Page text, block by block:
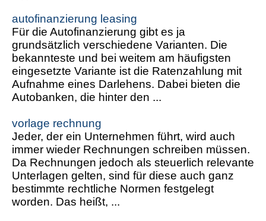
autofinanzierung leasing
Für die Autofinanzierung gibt es ja
grundsätzlich verschiedene Varianten. Die
bekannteste und bei weitem am häufigsten
eingesetzte Variante ist die Ratenzahlung mit
Aufnahme eines Darlehens. Dabei bieten die
Autobanken, die hinter den ...
vorlage rechnung
Jeder, der ein Unternehmen führt, wird auch
immer wieder Rechnungen schreiben müssen.
Da Rechnungen jedoch als steuerlich relevante
Unterlagen gelten, sind für diese auch ganz
bestimmte rechtliche Normen festgelegt
worden. Das heißt, ...